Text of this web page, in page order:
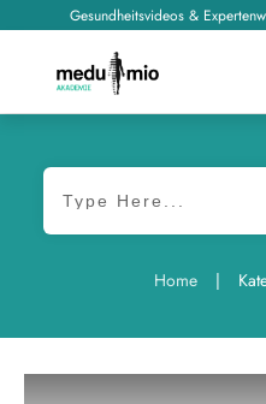
Gesundheitsvideos &
Home |